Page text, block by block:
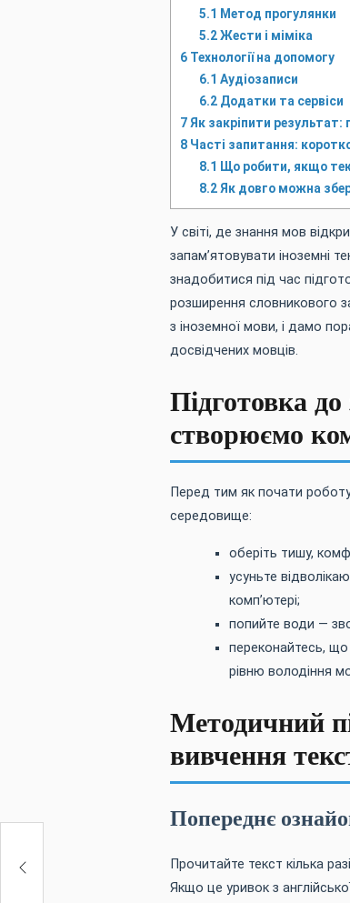
5.1 Метод прогулянки
5.2Жести і міміка
6 Технології на допомогу
6.1 Аудіозаписи
6.2Додатки та сервіси
7 Як закріпити результат:
8 Часті запитання:
8.1 Що робити, якщо
8.2Як довго можна
У світі, де знання мов
запам’ятовувати іноземні
знадобитися під час
розширення словникового
з іноземної мови, і дамо
досвідчених мовців.
Підготовка
створюємо
Перед тим як почати
середовище:
оберіть тишу,
усуньте
комп’ютері;
попийте води —
переконайтесь, що
рівню володіння
Методичний
вивчення
Попереднє
Прочитайте текст кілька
Якщо це уривок з